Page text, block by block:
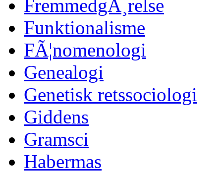
FremmedgÃ¸relse
Funktionalisme
FÃ¦nomenologi
Genealogi
Genetisk retssociologi
Giddens
Gramsci
Habermas